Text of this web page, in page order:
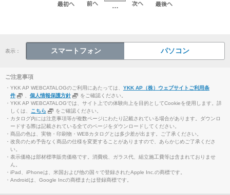
…
表示： スマートフォン パソコン
ご注意事項
・YKK AP WEBCATALOGのご利用にあたっては、 YKK AP（株）ウェブサイトご利用条
件
個人情報保護方針
をご確認ください。
・YKK AP WEBCATALOGでは、サイト上での体験向上を目的としてCookieを使用します。詳
しくは、 こちら
をご確認ください。
・カタログ内には注意事項等が複数ページにわたり記載されている場合があります。ダウンロ
ードする際は記載されている全てのページをダウンロードしてください。
・商品の色は、実物・印刷物・WEBカタログとは多少差が出ます。ご了承ください。
・改良のため予告なく商品の仕様を変更することがありますので、あらかじめご了承くださ
い。
・表示価格は部材標準販売価格です。消費税、ガラス代、組立施工費等は含まれておりませ
ん。
・iPad、iPhoneは、米国および他の国々で登録されたApple Inc.の商標です。
・Androidは、Google Incの商標または登録商標です。